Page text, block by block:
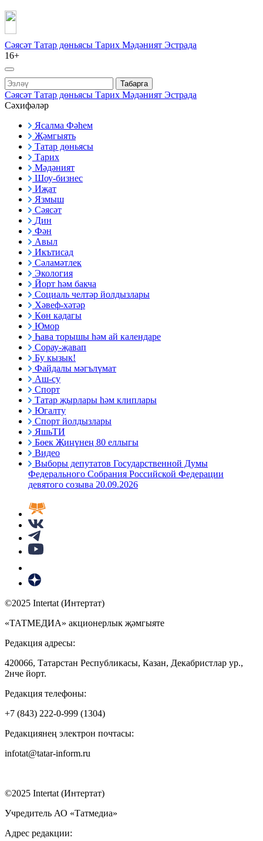
Сәясәт Татар дөньясы Тарих Мәдәният Эстрада
16+
Табарга
Сәясәт Татар дөньясы Тарих Мәдәният Эстрада
Сәхифәләр
Ясалма Фәһем
Җәмгыять
Татар дөньясы
Тарих
Мәдәният
Шоу-бизнес
Иҗат
Язмыш
Сәясәт
Дин
Фән
Авыл
Икътисад
Сәламәтлек
Экология
Йорт һәм бакча
Социаль челтәр йолдызлары
Хәвеф-хәтәр
Көн кадагы
Юмор
Һава торышы һәм ай календаре
Сорау-җавап
Бу кызык!
Файдалы мәгълүмат
Аш-су
Спорт
Татар җырлары һәм клиплары
Югалту
Спорт йолдызлары
ЯшьТИ
Бөек Җиңүнең 80 еллыгы
Видео
Выборы депутатов Государственной Думы
Федерального Собрания Российской Федерации
девятого созыва 20.09.2026
©2025 Intertat (Интертат)
«ТАТМЕДИА» акционерлык җәмгыяте
Редакция адресы:
420066, Татарстан Республикасы, Казан, Декабристлар ур.,
2нче йорт.
Редакция телефоны:
+7 (843) 222-0-999 (1304)
Редакциянең электрон почтасы:
infotat@tatar-inform.ru
©2025 Intertat (Интертат)
Учредитель АО «Татмедиа»
Адрес редакции: